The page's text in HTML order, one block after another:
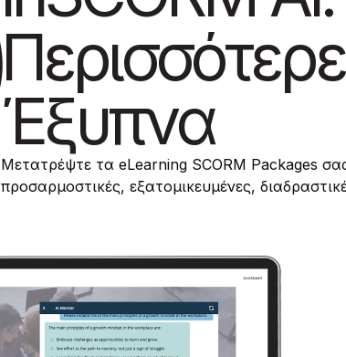
Έξυπνα
Μετατρέψτε τα eLearning SCORM Packages
προσαρμοστικές, εξατομικευμένες,